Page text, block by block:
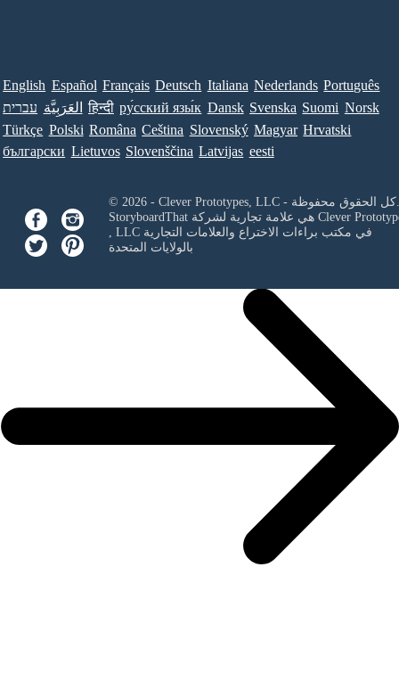
English Español Français Deutsch Italiana Nederlands Português
עברית العَرَبِيَّة हिन्दी ру́сский язы́к Dansk Svenska Suomi Norsk
Türkçe Polski Româna Ceština Slovenský Magyar Hrvatski
български Lietuvos Slovenščina Latvijas eesti
© 2026 - Clever Prototypes, LLC - كل الحقوق محفوظة.
StoryboardThat هي علامة تجارية لشركة Clever
, LLCفي مكتب براءات الاختراع والعلامات التجارية
بالولايات المتحدة